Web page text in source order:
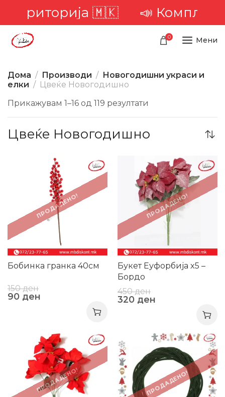
🇲🇰📣 Комплетна
0 Мени
Дома Производи
Новогодишни украси и
елки
Цвеќе Новогодишно
Прикажувам 1–16 од 119 резултати
Цвеќе Новогодишно
ПРОДАДЕНО!
Бобинка гранка 40см
150ден
90 ден
ПРОДАДЕНО!
Букет Еуфорбија x5 –
Бордо
450ден
320 ден
ПРОДАДЕНО! ПРОДАДЕНО!
-45%